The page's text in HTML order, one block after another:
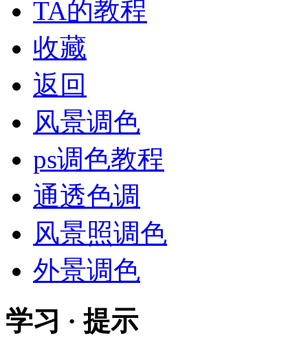
TA的教程
收藏
返回
风景调色
ps调色教程
通透色调
风景照调色
外景调色
学习 · 提示